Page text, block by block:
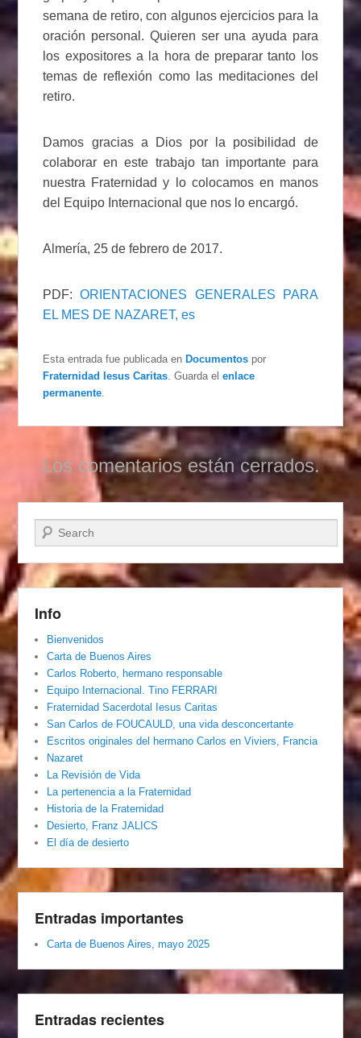
semana de retiro, con algunos ejercicios para la
oración personal. Quieren ser una ayuda para
los expositores a la hora de preparar tanto los
temas de reflexión como las meditaciones del
retiro.
Damos gracias a Dios por la posibilidad de
colaborar en este trabajo tan importante para
nuestra Fraternidad y lo colocamos en manos
del Equipo Internacional que nos lo encargó.
Almería, 25 de febrero de 2017.
PDF:ORIENTACIONES GENERALES PARA
EL MES DE NAZARET, es
Esta entrada fue publicada en Documentos por
Fraternidad Iesus Caritas . Guarda elenlace
permanente
Los comentarios están cerrados.
Buscar
Info
Bienvenidos
Carta de Buenos Aires
Carlos Roberto, hermano responsable
Equipo Internacional. Tino FERRARI
Fraternidad Sacerdotal Iesus Caritas
San Carlos de FOUCAULD, una vida desconcertante
Escritos originales del hermano Carlos en Viviers, Francia
Nazaret
La Revisión de Vida
La pertenencia a la Fraternidad
Historia de la Fraternidad
Desierto, Franz JALICS
El día de desierto
Entradas importantes
Carta de Buenos Aires, mayo 2025
Entradas recientes